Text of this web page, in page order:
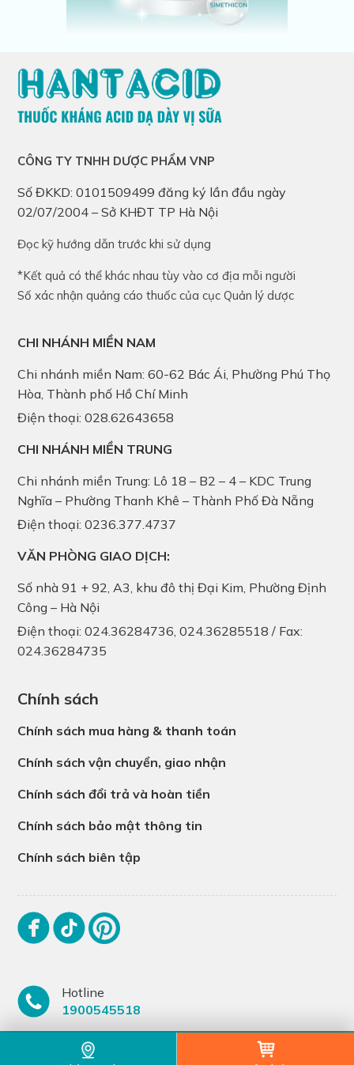
CÔNG TY TNHH DƯỢC PHẨM VNP
Số ĐKKD: 0101509499 đăng ký lần đầu ngày
02/07/2004 – Sở KHĐT TP Hà Nội
Đọc kỹ hướng dẫn trước khi sử dụng
*Kết quả có thể khác nhau tùy vào cơ địa mỗi người
Số xác nhận quảng cáo thuốc của cục Quản lý dược
CHI NHÁNH MIỀN NAM
Chi nhánh miền Nam: 60-62 Bác Ái, Phường Phú Thọ
Hòa, Thành phố Hồ Chí Minh
Điện thoại: 028.62643658
CHI NHÁNH MIỀN TRUNG
Chi nhánh miền Trung: Lô 18 – B2 – 4 – KDC Trung
Nghĩa – Phường Thanh Khê – Thành Phố Đà Nẵng
Điện thoại: 0236.377.4737
VĂN PHÒNG GIAO DỊCH:
Số nhà 91 + 92, A3, khu đô thị Đại Kim, Phường Định
Công – Hà Nội
Điện thoại: 024.36284736, 024.36285518 / Fax:
024.36284735
Chính sách
Chính sách mua hàng & thanh toán
Chính sách vận chuyển, giao nhận
Chính sách đổi trả và hoàn tiền
Chính sách bảo mật thông tin
Chính sách biên tập
Hotline
1900545518
© Copyright 2023
. All Rights Reserved